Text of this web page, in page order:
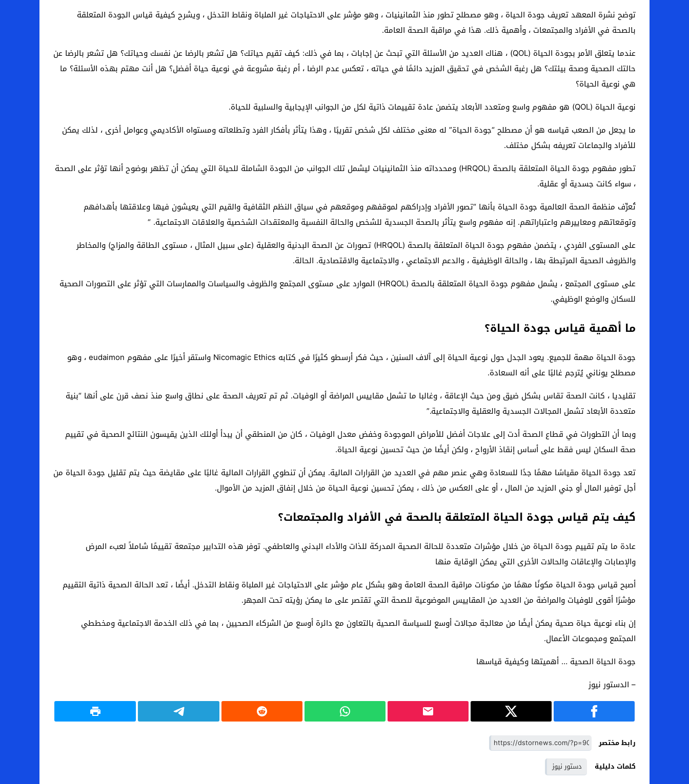
توضح نشرة المعهد تعريف جودة الحياة ، وهو مصطلح تطور منذ الثمانينيات ، وهو مؤشر على الاحتياجات غير الملباة ونقاط التدخل ، ويشرح كيفية قياس الجودة المتعلقة
بالصحة في الأفراد والمجتمعات ، وأهمية ذلك. هذا في مراقبة الصحة العامة.
عندما يتعلق الأمر بجودة الحياة (QOL) ، هناك العديد من الأسئلة التي تبحث عن إجابات ، بما في ذلك: كيف تقيم حياتك؟ هل تشعر بالرضا عن نفسك وحياتك؟ هل تشعر بالرضا عن
حالتك الصحية وصحة بيئتك؟ هل رغبة الشخص في تحقيق المزيد دائمًا في حياته ، تعكس عدم الرضا ، أم رغبة مشروعة في نوعية حياة أفضل؟ هل أنت مهتم بهذه الأسئلة؟ ما
هي نوعية الحياة؟
نوعية الحياة (QOL) هو مفهوم واسع ومتعدد الأبعاد يتضمن عادة تقييمات ذاتية لكل من الجوانب الإيجابية والسلبية للحياة.
ما يجعل من الصعب قياسه هو أن مصطلح “جودة الحياة” له معنى مختلف لكل شخص تقريبًا ، وهذا يتأثر بأفكار الفرد وتطلعاته ومستواه الأكاديمي وعوامل أخرى ، لذلك يمكن
للأفراد والجماعات تعريفه بشكل مختلف.
تطور مفهوم جودة الحياة المتعلقة بالصحة (HRQOL) ومحدداته منذ الثمانينيات ليشمل تلك الجوانب من الجودة الشاملة للحياة التي يمكن أن تظهر بوضوح أنها تؤثر على الصحة
، سواء كانت جسدية أو عقلية.
تُعرِّف منظمة الصحة العالمية جودة الحياة بأنها “تصور الأفراد وإدراكهم لموقفهم وموقعهم في سياق النظم الثقافية والقيم التي يعيشون فيها وعلاقتها بأهدافهم
وتوقعاتهم ومعاييرهم واعتباراتهم. إنه مفهوم واسع يتأثر بالصحة الجسدية للشخص والحالة النفسية والمعتقدات الشخصية والعلاقات الاجتماعية. “
على المستوى الفردي ، يتضمن مفهوم جودة الحياة المتعلقة بالصحة (HRQOL) تصورات عن الصحة البدنية والعقلية (على سبيل المثال ، مستوى الطاقة والمزاج) والمخاطر
والظروف الصحية المرتبطة بها ، والحالة الوظيفية ، والدعم الاجتماعي ، والاجتماعية والاقتصادية. الحالة.
على مستوى المجتمع ، يشمل مفهوم جودة الحياة المتعلقة بالصحة (HRQOL) الموارد على مستوى المجتمع والظروف والسياسات والممارسات التي تؤثر على التصورات الصحية
للسكان والوضع الوظيفي.
ما أهمية قياس جودة الحياة؟
جودة الحياة مهمة للجميع. يعود الجدل حول نوعية الحياة إلى آلاف السنين ، حيث فكر أرسطو كثيرًا في كتابه Nicomagic Ethics واستقر أخيرًا على مفهوم eudaimon ، وهو
مصطلح يوناني يُترجم غالبًا على أنه السعادة.
تقليديا ، كانت الصحة تقاس بشكل ضيق ومن حيث الإعاقة ، وغالبا ما تشمل مقاييس المراضة أو الوفيات. ثم تم تعريف الصحة على نطاق واسع منذ نصف قرن على أنها “بنية
متعددة الأبعاد تشمل المجالات الجسدية والعقلية والاجتماعية.”
وبما أن التطورات في قطاع الصحة أدت إلى علاجات أفضل للأمراض الموجودة وخفض معدل الوفيات ، كان من المنطقي أن يبدأ أولئك الذين يقيسون النتائج الصحية في تقييم
صحة السكان ليس فقط على أساس إنقاذ الأرواح ، ولكن أيضًا من حيث تحسين نوعية الحياة.
تعد جودة الحياة مقياسًا مهمًا جدًا للسعادة وهي عنصر مهم في العديد من القرارات المالية. يمكن أن تنطوي القرارات المالية غالبًا على مقايضة حيث يتم تقليل جودة الحياة من
أجل توفير المال أو جني المزيد من المال ، أو على العكس من ذلك ، يمكن تحسين نوعية الحياة من خلال إنفاق المزيد من الأموال.
كيف يتم قياس جودة الحياة المتعلقة بالصحة في الأفراد والمجتمعات؟
عادة ما يتم تقييم جودة الحياة من خلال مؤشرات متعددة للحالة الصحية المدركة للذات والأداء البدني والعاطفي. توفر هذه التدابير مجتمعة تقييمًا شاملاً لعبء المرض
والإصابات والإعاقات والحالات الأخرى التي يمكن الوقاية منها
أصبح قياس جودة الحياة مكونًا مهمًا من مكونات مراقبة الصحة العامة وهو بشكل عام مؤشر على الاحتياجات غير الملباة ونقاط التدخل. أيضًا ، تعد الحالة الصحية ذاتية التقييم
مؤشرًا أقوى للوفيات والمراضة من العديد من المقاييس الموضوعية للصحة التي تقتصر على ما يمكن رؤيته تحت المجهر.
إن بناء نوعية حياة صحية يمكن أيضًا من معالجة مجالات أوسع للسياسة الصحية بالتعاون مع دائرة أوسع من الشركاء الصحيين ، بما في ذلك الخدمة الاجتماعية ومخططي
المجتمع ومجموعات الأعمال.
جودة الحياة الصحية … أهميتها وكيفية قياسها
– الدستور نيوز
رابط مختصر
كلمات دليلية
دستور نيوز